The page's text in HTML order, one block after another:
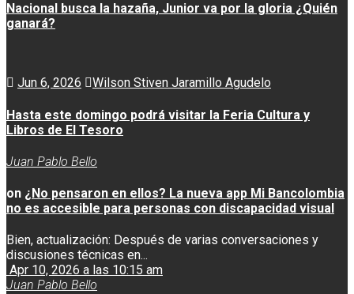
Nacional busca la hazaña, Junior va por la gloria ¿Quién
ganará?
Jun 6, 2026 Wilson Stiven Jaramillo Agudelo
Hasta este domingo podrá visitar la Feria Cultura y
Libros de El Tesoro
Juan Pablo Bello
on ¿No pensaron en ellos? La nueva app Mi Bancolombia
no es accesible para personas con discapacidad visual
Bien, actualización: Después de varias conversaciones y
discusiones técnicas en...
Apr 10, 2026 a las 10:15 am
Juan Pablo Bello